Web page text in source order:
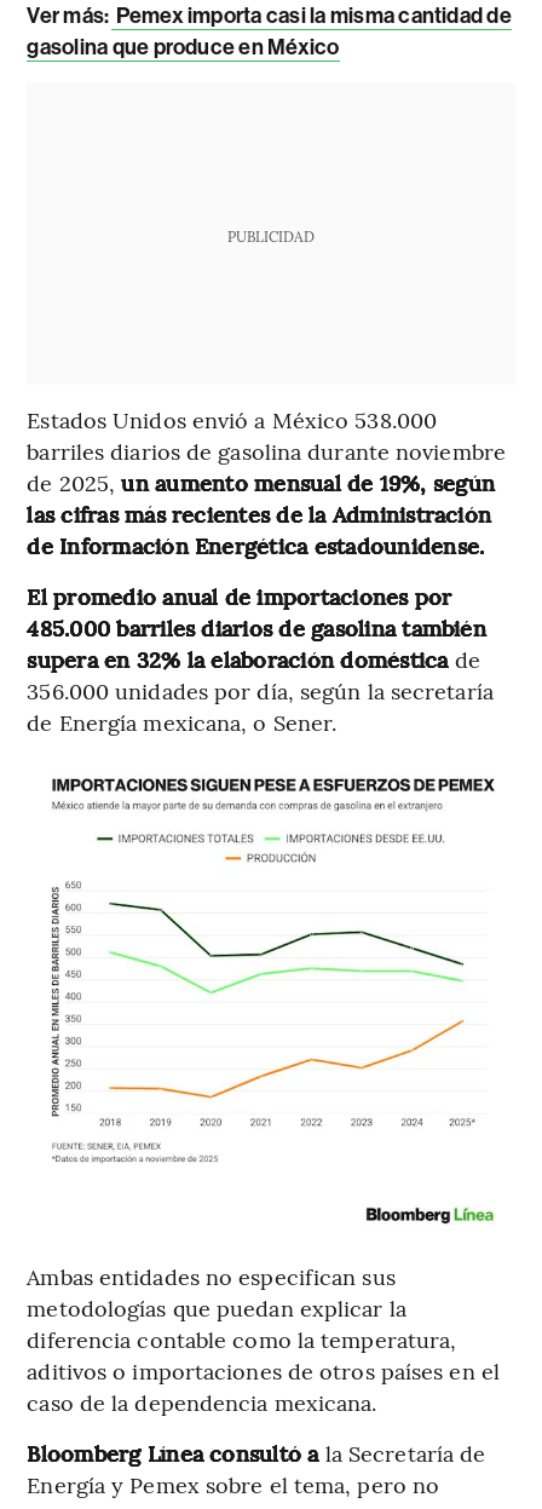
Ver más: Pemex importa casi la misma cantidad de
gasolina que produce en México
PUBLICIDAD
Estados Unidos envió a México 538.000
barriles diarios de gasolina durante noviembre
de 2025, un aumento mensual de 19%, según
las cifras más recientes de la Administración
de Información Energética estadounidense.
El promedio anual de importaciones por
485.000 barriles diarios de gasolina también
supera en 32% la elaboración domésticade
356.000 unidades por día, según la secretaría
de Energía mexicana, o Sener.
Ambas entidades no especifican sus
metodologías que puedan explicar la
diferencia contable como la temperatura,
aditivos o importaciones de otros países en el
caso de la dependencia mexicana.
Bloomberg Línea consultó ala Secretaría de
Energía y Pemex sobre el tema, pero no